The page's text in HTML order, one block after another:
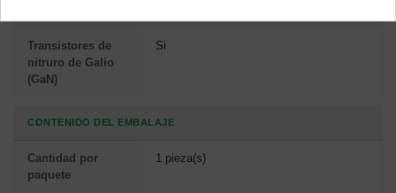
Transistores de
nitruro de Galio
(GaN)
Si
CONTENIDO DEL EMBALAJE
Cantidad por
paquete
1 pieza(s)